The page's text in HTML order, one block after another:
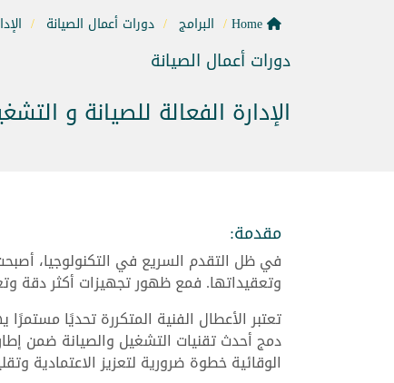
البرامج دورات أعمال الصيانة
دورات أعمال الصيانة
الإدارة الفعالة للصيانة و
مقدمة:
في ظل التقدم السريع في التكنولوجيا،
وتعقيداتها. فمع ظهور تجهيزات أكثر دقة
تعتبر الأعطال الفنية المتكررة تحديًا
دمج أحدث تقنيات التشغيل والصيانة ضمن
الوقائية خطوة ضرورية لتعزيز الاعتمادية